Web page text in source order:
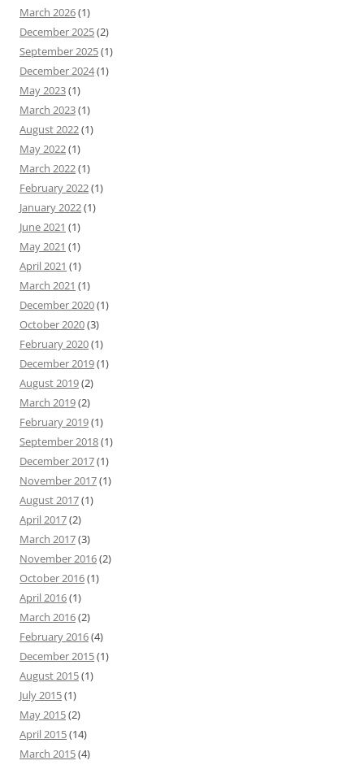
March 2026(1)
December 2025(2)
September 2025(1)
December 2024(1)
May 2023(1)
March 2023(1)
August 2022(1)
May 2022(1)
March 2022(1)
February 2022(1)
January 2022(1)
June 2021 (1)
May 2021 (1)
April 2021 (1)
March 2021 (1)
December 2020(1)
October 2020(3)
February 2020(1)
December 2019(1)
August 2019(2)
March 2019(2)
February 2019(1)
September 2018(1)
December 2017(1)
November 2017(1)
August 2017(1)
April 2017(2)
March 2017(3)
November 2016(2)
October 2016(1)
April 2016(1)
March 2016(2)
February 2016(4)
December 2015(1)
August 2015(1)
July 2015(1)
May 2015(2)
April 2015(14)
March 2015(4)